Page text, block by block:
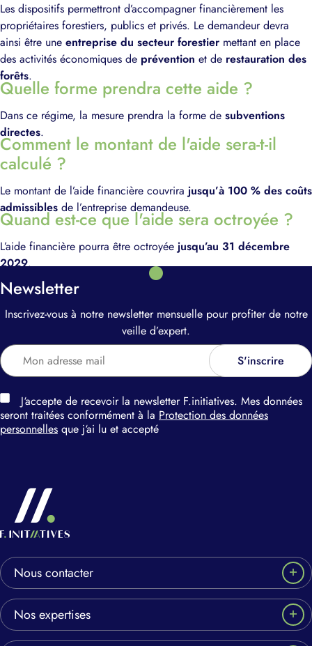
Les dispositifs permettront d’accompagner financièrement les
propriétaires forestiers, publics et privés. Le demandeur devra
ainsi être une entreprise du secteur forestier mettant en place
des activités économiques de prévention et de restauration des
forêts.
Quelle forme prendra cette aide ?
Dans ce régime, la mesure prendra la forme de subventions
directes.
Comment le montant de l'aide sera-t-il
calculé ?
Le montant de l’aide financière couvrira jusqu’à 100 % des coûts
admissibles de l’entreprise demandeuse.
Quand est-ce que l'aide sera octroyée ?
L’aide financière pourra être octroyée jusqu’au 31 décembre
2029.
Newsletter
Inscrivez-vous à notre newsletter mensuelle pour profiter de notre
veille d’expert.
J‘accepte de recevoir la newsletter F.initiatives. Mes données
seront traitées conformément à la Protection des données
personnelles que j‘ai lu et accepté
Nous contacter
Nos expertises